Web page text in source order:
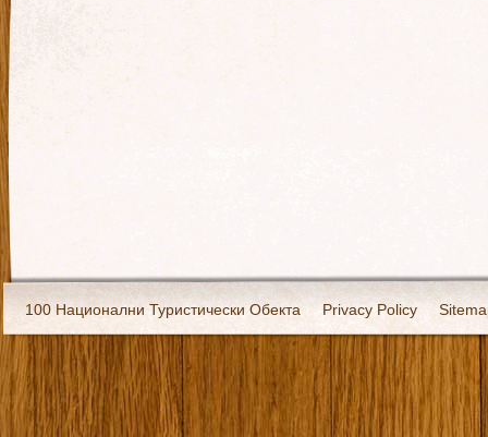
100 Национални Туристически Обекта Privacy Policy
Екипировка За нас Имало едно време Кивоторият.
Ковчега със светите мощи на Свети Григорий Каллидис